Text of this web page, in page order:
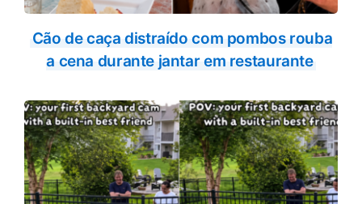
Cão de caça distraído com pombos rouba
a cena durante jantar em restaurante